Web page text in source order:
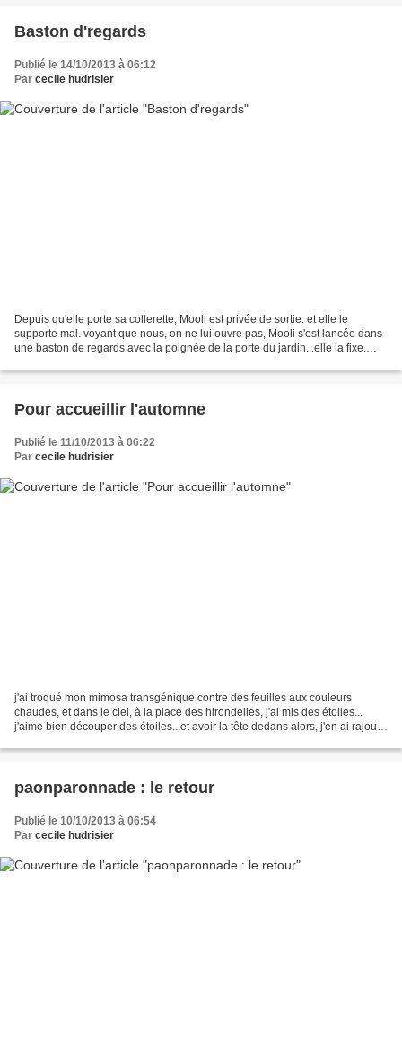
Baston d'regards
Publié le 14/10/2013 à 06:12
Par cecile hudrisier
Depuis qu'elle porte sa collerette, Mooli est privée de sortie. et elle le
supporte mal. voyant que nous, on ne lui ouvre pas, Mooli s'est lancée dans
une baston de regards avec la poignée de la porte du jardin...elle la fixe.
Pour accueillir l'automne
Publié le 11/10/2013 à 06:22
Par cecile hudrisier
j'ai troqué mon mimosa transgénique contre des feuilles aux couleurs
chaudes, et dans le ciel, à la place des hirondelles, j'ai mis des étoiles...
j'aime bien découper des étoiles...et avoir la tête dedans alors, j'en ai rajouté
paonparonnade : le retour
Publié le 10/10/2013 à 06:54
Par cecile hudrisier